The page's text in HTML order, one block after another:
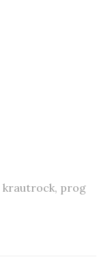
krautrock, prog